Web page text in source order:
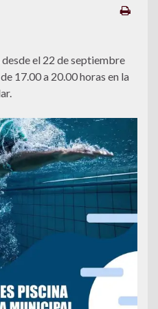
el 22 de septiembre
17.00 a 20.00 horas en la